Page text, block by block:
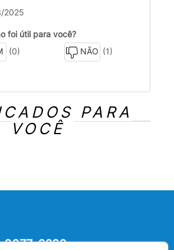
2025
foi útil para você?
(0) NÃO (1)
PARA
VOCÊ
3377-6686